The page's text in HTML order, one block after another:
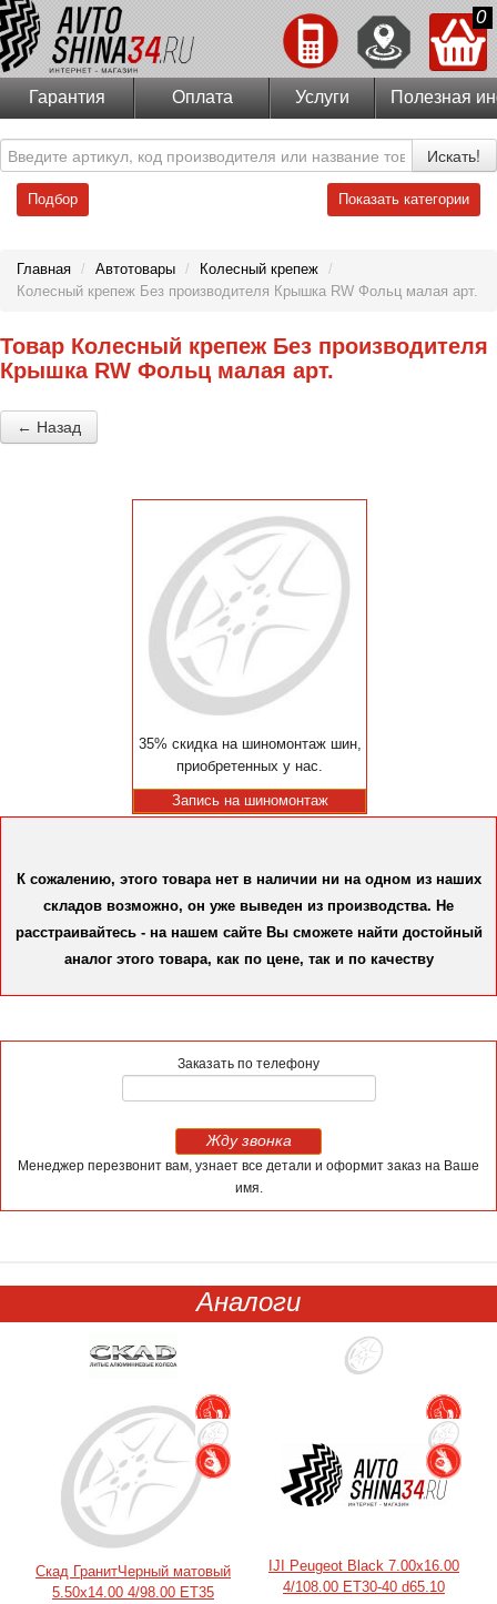
0
Гарантия Оплата Услуги Полезная
Искать!
Подбор Показать категории
Главная / Автотовары / Колесный крепеж /
Колесный крепеж Без производителя Крышка RW Фольц малая арт.
Товар Колесный крепеж Без производителя
Крышка RW Фольц малая арт.
← Назад
35% скидка на шиномонтаж шин,
приобретенных у нас.
Запись на шиномонтаж
К сожалению, этого товара нет в наличии ни на одном из наших
складов возможно, он уже выведен из производства. Не
расстраивайтесь - на нашем сайте Вы сможете найти достойный
аналог этого товара, как по цене, так и по качеству
Заказать по телефону
Жду звонка
Менеджер перезвонит вам, узнает все детали и оформит заказ на Ваше
имя.
Аналоги
Скад ГранитЧерный матовый
5.50x14.00 4/98.00 ET35
IJI Peugeot Black 7.00x16.00
4/108.00 ET30-40 d65.10